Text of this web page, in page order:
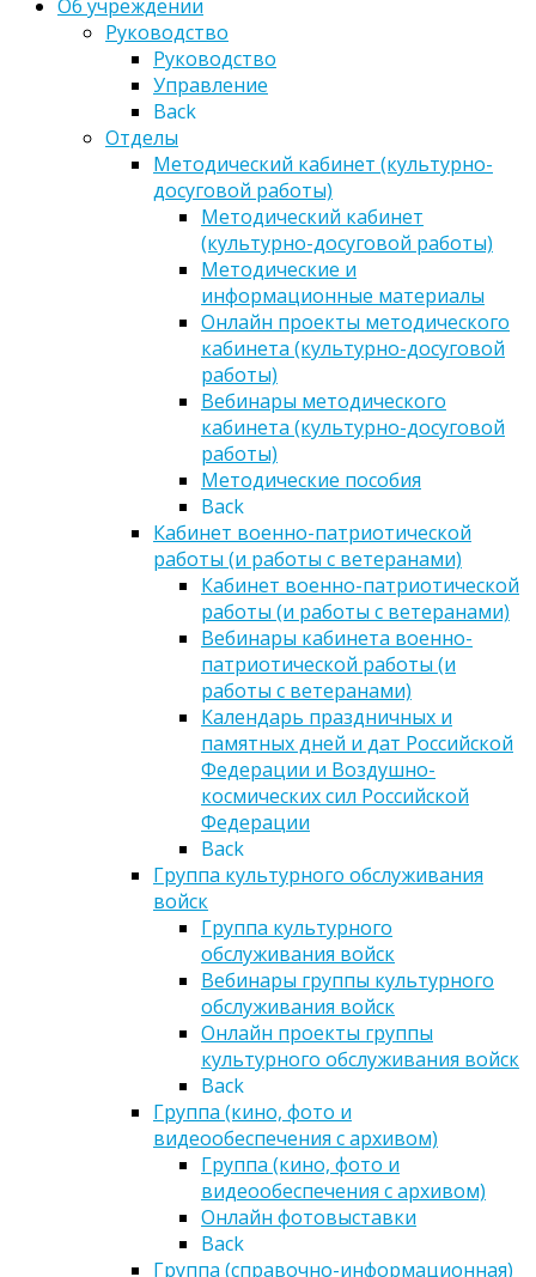
Об учреждении
Руководство
Руководство
Управление
Back
Отделы
Методический кабинет (культурно-
досуговой работы)
Методический кабинет
(культурно-досуговой работы)
Методические и
информационные материалы
Онлайн проекты методического
кабинета (культурно-досуговой
работы)
Вебинары методического
кабинета (культурно-досуговой
работы)
Методические пособия
Back
Кабинет военно-патриотической
работы (и работы с ветеранами)
Кабинет военно-патриотической
работы (и работы с ветеранами)
Вебинары кабинета военно-
патриотической работы (и
работы с ветеранами)
Календарь праздничных и
памятных дней и дат Российской
Федерации и Воздушно-
космических сил Российской
Федерации
Back
Группа культурного обслуживания
войск
Группа культурного
обслуживания войск
Вебинары группы культурного
обслуживания войск
Онлайн проекты группы
культурного обслуживания войск
Back
Группа (кино, фото и
видеообеспечения с архивом)
Группа (кино, фото и
видеообеспечения с архивом)
Онлайн фотовыставки
Back
Группа (справочно-информационная)